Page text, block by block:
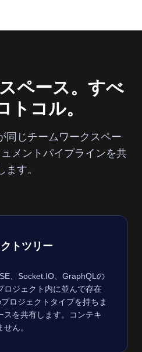
ペース。すべ
トコル。
同じチームワークスペー
メントパイプラインを共
ます。
トツリー
、Socket.IO、GraphQLの
ロジェクト内に並んで存在
ロジェクトタイプを持ちま
スを共有します。コンテキ
ん。